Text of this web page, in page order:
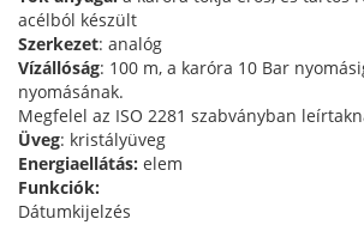
acélból készült
Szerkezet: analóg
Vízállóság: 100 m, a karóra 10 Bar
nyomásának.
Megfelel az ISO 2281 szabványban
Üveg: kristályüveg
Energiaellátás: elem
Funkciók:
Dátumkijelzés